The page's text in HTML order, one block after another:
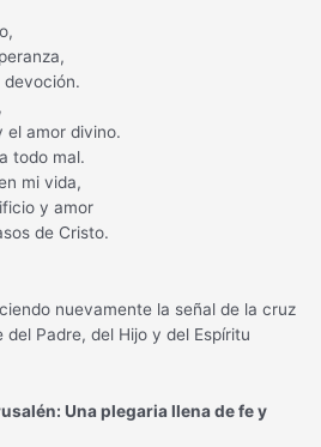
el amor divino.
todo mal.
mi vida,
y amor
de Cristo.
nuevamente la señal de la cruz
del Padre, del Hijo y del Espíritu
Una plegaria llena de fe y